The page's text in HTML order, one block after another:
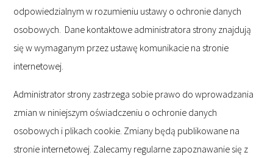
odpowiedzialnym w rozumieniu ustawy o ochronie danych
osobowych. Dane kontaktowe administratora strony znajdują
się w wymaganym przez ustawę komunikacie na stronie
internetowej.
Administrator strony zastrzega sobie prawo do wprowadzania
zmian w niniejszym oświadczeniu o ochronie danych
osobowych i plikach cookie. Zmiany będą publikowane na
stronie internetowej. Zalecamy regularne zapoznawanie się z